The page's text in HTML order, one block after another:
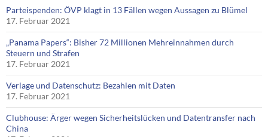
Parteispenden: ÖVP klagt in 13 Fällen wegen Aussagen zu Blümel
17. Februar 2021
„Panama Papers“: Bisher 72 Millionen Mehreinnahmen durch
Steuern und Strafen
17. Februar 2021
Verlage und Datenschutz: Bezahlen mit Daten
17. Februar 2021
Clubhouse: Ärger wegen Sicherheitslücken und Datentransfer nach
China